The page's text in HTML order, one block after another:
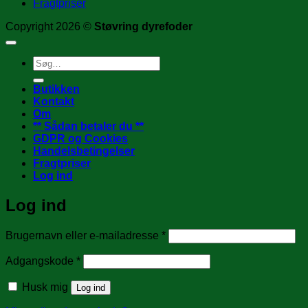
Fragtpriser
Copyright 2026 © Støvring dyrefoder
Søg
efter:
Butikken
Kontakt
Om
** Sådan betaler du **
GDPR og Cookies
Handelsbetingelser
Fragtpriser
Log ind
Log ind
Brugernavn eller e-mailadresse *Påkrævet
Adgangskode *Påkrævet
Husk mig Log ind